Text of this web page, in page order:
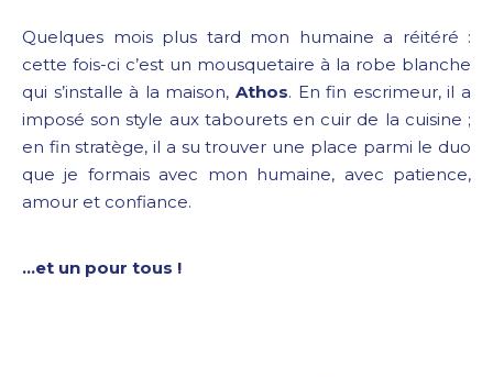
Quelques mois plus tard mon humaine a réitéré :
cette fois-ci c’est un mousquetaire à la robe blanche
qui s’installe à la maison, Athos. En fin escrimeur, il a
imposé son style aux tabourets en cuir de la cuisine ;
en fin stratège, il a su trouver une place parmi le duo
que je formais avec mon humaine, avec patience,
amour et confiance.
…et un pour tous !